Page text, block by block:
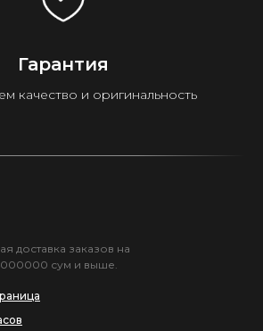
Гарантия
качество и оригинальность
доставка заказов на
сум и выше.